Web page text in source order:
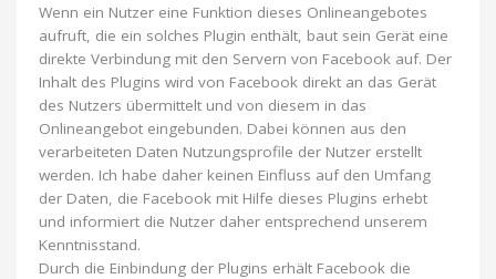
Wenn ein Nutzer eine Funktion dieses Onlineangebotes
aufruft, die ein solches Plugin enthält, baut sein Gerät eine
direkte Verbindung mit den Servern von Facebook auf. Der
Inhalt des Plugins wird von Facebook direkt an das Gerät
des Nutzers übermittelt und von diesem in das
Onlineangebot eingebunden. Dabei können aus den
verarbeiteten Daten Nutzungsprofile der Nutzer erstellt
werden. Ich habe daher keinen Einfluss auf den Umfang
der Daten, die Facebook mit Hilfe dieses Plugins erhebt
und informiert die Nutzer daher entsprechend unserem
Kenntnisstand.
Durch die Einbindung der Plugins erhält Facebook die